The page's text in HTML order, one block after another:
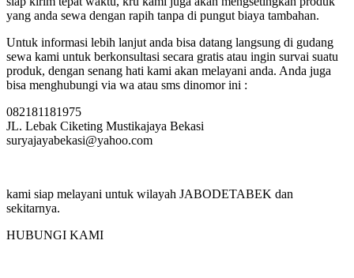
yang anda sewa dengan rapih tanpa di pungut biaya tambahan.
Untuk informasi lebih lanjut anda bisa datang langsung di gudang
sewa kami untuk berkonsultasi secara gratis atau ingin survai suatu
produk, dengan senang hati kami akan melayani anda. Anda juga
bisa menghubungi via wa atau sms dinomor ini :
082181181975
JL. Lebak Ciketing Mustikajaya Bekasi
suryajayabekasi@yahoo.com
kami siap melayani untuk wilayah JABODETABEK dan
sekitarnya.
HUBUNGI KAMI